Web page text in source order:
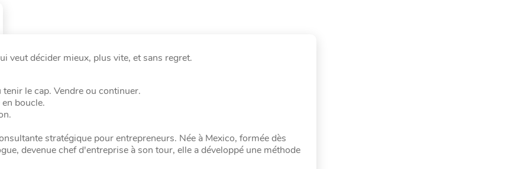
veut décider mieux, plus vite, et sans regret.
le cap. Vendre ou continuer.
boucle.
stratégique pour entrepreneurs. Née à Mexico, formée dès
devenue chef d'entreprise à son tour, elle a développé une méthode